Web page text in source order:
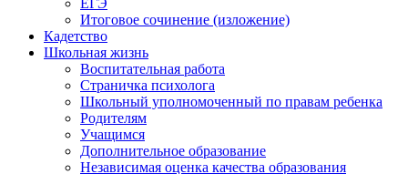
Итоговое сочинение (изложение)
Кадетство
Школьная жизнь
Воспитательная работа
Страничка психолога
Школьный уполномоченный по правам ребенка
Родителям
Учащимся
Дополнительное образование
Независимая оценка качества образования